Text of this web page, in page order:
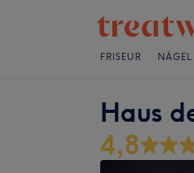
FRISEUR NÄGEL
Haus
4,8